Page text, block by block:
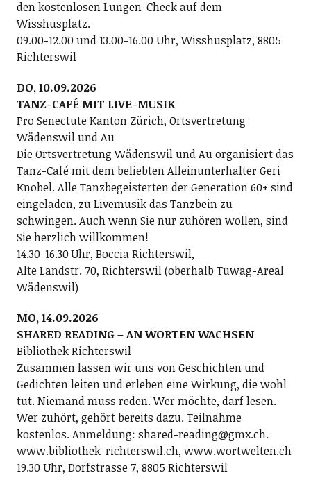
den kostenlosen Lungen-Check auf dem
Wisshusplatz.
09.00-12.00 und 13.00-16.00 Uhr, Wisshusplatz, 8805
Richterswil
DO, 10.09.2026
TANZ-CAFÉ MIT LIVE-MUSIK
Pro Senectute Kanton Zürich, Ortsvertretung
Wädenswil und Au
Die Ortsvertretung Wädenswil und Au organisiert das
Tanz-Café mit dem beliebten Alleinunterhalter Geri
Knobel. Alle Tanzbegeisterten der Generation 60+ sind
eingeladen, zu Livemusik das Tanzbein zu
schwingen. Auch wenn Sie nur zuhören wollen, sind
Sie herzlich willkommen!
14.30-16.30 Uhr, Boccia Richterswil,
Alte Landstr. 70, Richterswil (oberhalb Tuwag-Areal
Wädenswil)
MO, 14.09.2026
SHARED READING – AN WORTEN WACHSEN
Bibliothek Richterswil
Zusammen lassen wir uns von Geschichten und
Gedichten leiten und erleben eine Wirkung, die wohl
tut. Niemand muss reden. Wer möchte, darf lesen.
Wer zuhört, gehört bereits dazu. Teilnahme
kostenlos. Anmeldung: shared-reading@gmx.ch.
www.bibliothek-richterswil.ch, www.wortwelten.ch
19.30 Uhr, Dorfstrasse 7, 8805 Richterswil